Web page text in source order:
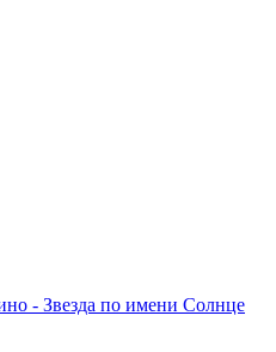
- Звезда по имени Солнце